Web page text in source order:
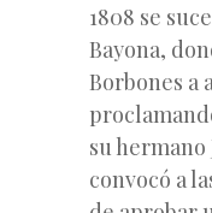
1808 se
Bayona,
Borbones a
su hermano
convocó a